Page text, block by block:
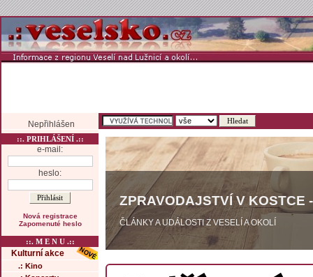
Nepřihlášen
::. PRIHLÁŠENÍ .::
e-mail:
heslo:
Nová registrace
Zapomenuté heslo
::. M E N U .::
Kulturní akce
.: Kino
ZPRAVODAJSTVÍ V KOSTCE
ČLÁNKY A UDÁLOSTI Z VESELÍ A OKOLÍ